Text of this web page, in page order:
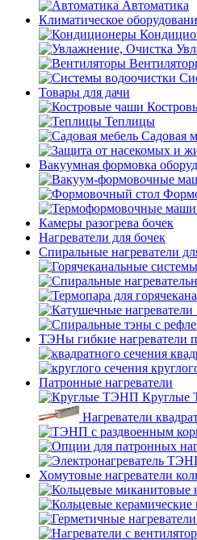
Автоматика
Климатическое
Товары для дачи
Теплицы
Садовая
Вакуумная формовка
Камеры разогрева бочек
Нагреватели для бочек
Спиральные нагреватели
ТЭНы гибкие нагреватели
Патронные нагреватели
Нагреватели
Хомутовые нагреватели